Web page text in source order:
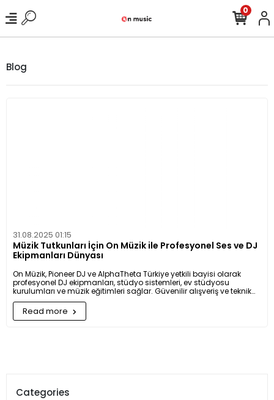
0
Blog
31.08.2025 01:15
Müzik Tutkunları İçin On Müzik ile Profesyonel Ses ve DJ
Ekipmanları Dünyası
On Müzik, Pioneer DJ ve AlphaTheta Türkiye yetkili bayisi olarak
profesyonel DJ ekipmanları, stüdyo sistemleri, ev stüdyosu
kurulumları ve müzik eğitimleri sağlar. Güvenilir alışveriş ve teknik
destekle müzik tutkunlarının tercihi.
Read more
Categories